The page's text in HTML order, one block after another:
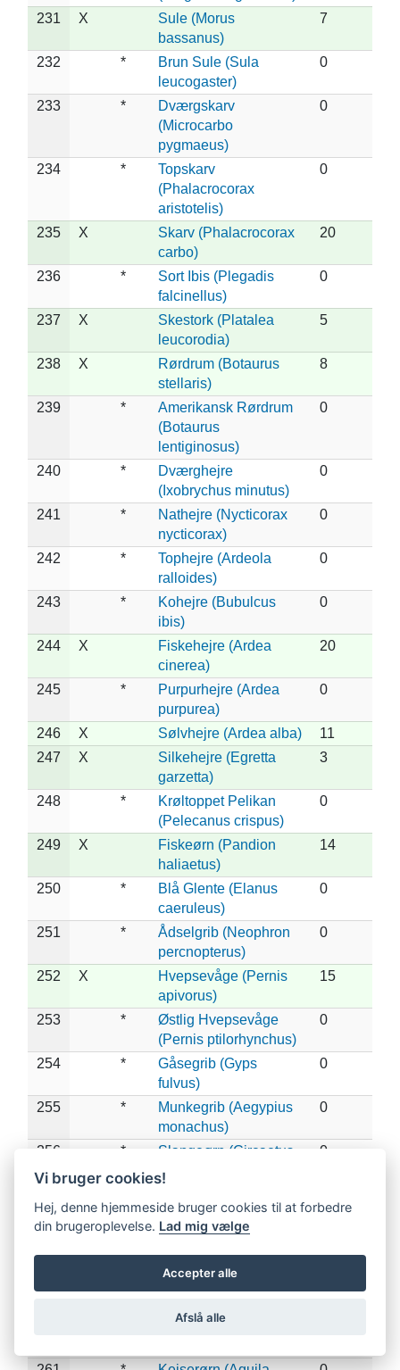
231 X
Sule (Morus
bassanus)
7
232 *
Brun Sule (Sula
leucogaster)
0
233 *
Dværgskarv
(Microcarbo
pygmaeus)
0
234 *
Topskarv
(Phalacrocorax
aristotelis)
0
235 X
Skarv (Phalacrocorax
carbo)
20
236 *
Sort Ibis (Plegadis
falcinellus)
0
237 X
Skestork (Platalea
leucorodia)
5
238 X
Rørdrum (Botaurus
stellaris)
8
239 *
Amerikansk Rørdrum
(Botaurus
lentiginosus)
0
240 *
Dværghejre
(Ixobrychus minutus)
0
241 *
Nathejre (Nycticorax
nycticorax)
0
242 *
Tophejre (Ardeola
ralloides)
0
243 *
Kohejre (Bubulcus
ibis)
0
244 X
Fiskehejre (Ardea
cinerea)
20
245 *
Purpurhejre (Ardea
purpurea)
0
246 X Sølvhejre (Ardea alba)
11
247
X
Silkehejre (Egretta
garzetta)
3
248 *
Krøltoppet Pelikan
(Pelecanus crispus)
0
249 X
Fiskeørn (Pandion
haliaetus)
14
250 *
Blå Glente (Elanus
caeruleus)
0
251 *
Ådselgrib (Neophron
percnopterus)
0
252 X
Hvepsevåge (Pernis
apivorus)
15
253 *
Østlig Hvepsevåge
(Pernis ptilorhynchus)
0
254 *
Gåsegrib (Gyps
fulvus)
0
255 *
Munkegrib (Aegypius
monachus)
0
256 *
Slangeørn (Circaetus
gallicus)
0
(Clanga pomarina)
Stor Skrigeørn
(Clanga clanga)
Dværgørn (Hieraaetus
Steppeørn (Aquila
Vi bruger cookies!
Hej, denne hjemmeside bruger cookies til at forbedre
din brugeroplevelse. Lad mig vælge
Accepter alle
Afslå alle